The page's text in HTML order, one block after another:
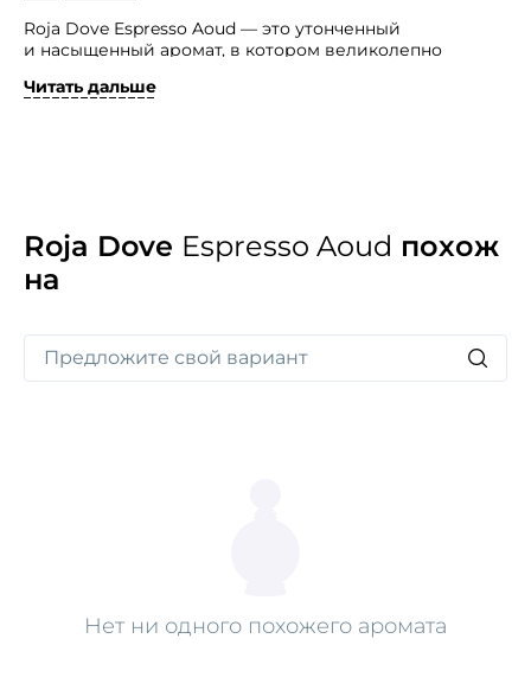
Roja Dove Espresso Aoud — это утонченный
и насыщенный аромат, в котором великолепно
дерева уд. В композиции представленного парфюма
кремовых ноток бобов тонка и ванили. В основе
композиции ощущается теплое сочетание древесины,
пачулей, мха, киприола, кедра, сандала, кожи, березы,
изысканные и богатые ароматы.
Читать дальше
Roja Dove Espresso Aoud похож
на
Нет ни одного похожего аромата